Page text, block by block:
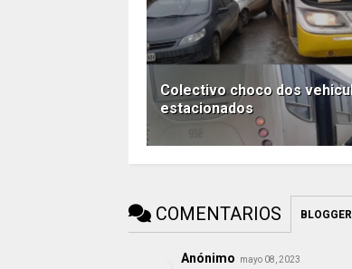
Colectivo choco dos
estacionados
COMENTARIOS BLOGGER
Anónimo mayo 08, 2023